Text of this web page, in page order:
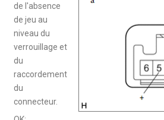
de l'absence
de jeu au
niveau du
verrouillage et
du
raccordement
du
connecteur.